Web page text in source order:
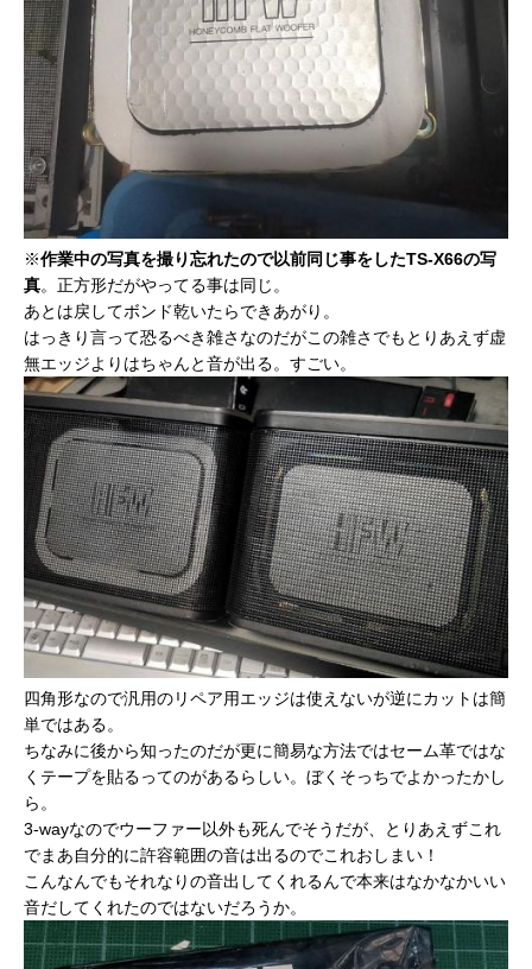
※作業中の写真を撮り忘れたので以前同じ事をしたTS-X66の写
真。正方形だがやってる事は同じ。
あとは戻してボンド乾いたらできあがり。
はっきり言って恐るべき雑さなのだがこの雑さでもとりあえず虚
無エッジよりはちゃんと音が出る。すごい。
四角形なので汎用のリペア用エッジは使えないが逆にカットは簡
単ではある。
ちなみに後から知ったのだが更に簡易な方法ではセーム革ではな
くテープを貼るってのがあるらしい。ぼくそっちでよかったかし
ら。
3-wayなのでウーファー以外も死んでそうだが、とりあえずこれ
でまあ自分的に許容範囲の音は出るのでこれおしまい！
こんなんでもそれなりの音出してくれるんで本来はなかなかいい
音だしてくれたのではないだろうか。